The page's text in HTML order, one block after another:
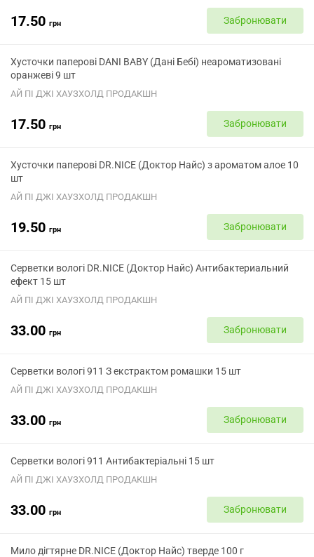
17.50 грн Забронювати
Хусточки паперові DANI BABY (Дані Бебі) неароматизовані
оранжеві 9 шт
АЙ ПІ ДЖІ ХАУЗХОЛД ПРОДАКШН
17.50 грн Забронювати
Хусточки паперові DR.NICE (Доктор Найс) з ароматом алое 10
шт
АЙ ПІ ДЖІ ХАУЗХОЛД ПРОДАКШН
19.50 грн Забронювати
Серветки вологі DR.NICE (Доктор Найс) Антибактериальний
ефект 15 шт
АЙ ПІ ДЖІ ХАУЗХОЛД ПРОДАКШН
33.00 грн Забронювати
Серветки вологі 911 З екстрактом ромашки 15 шт
АЙ ПІ ДЖІ ХАУЗХОЛД ПРОДАКШН
33.00 грн Забронювати
Серветки вологі 911 Антибактеріальні 15 шт
АЙ ПІ ДЖІ ХАУЗХОЛД ПРОДАКШН
33.00 грн Забронювати
Мило дігтярне DR.NICE (Доктор Найс) тверде 100 г